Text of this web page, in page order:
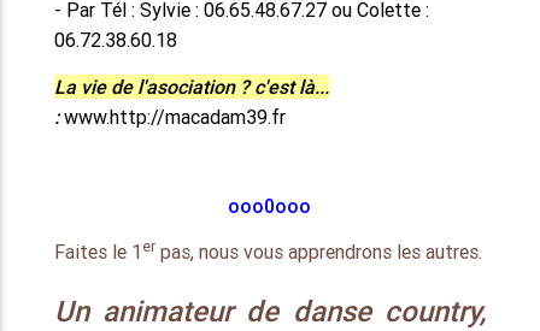
- Par Tél : Sylvie : 06.65.48.67.27 ou Colette :
06.72.38.60.18
La vie de l'asociation ? c'est là...
:www.http://macadam39.fr
ooo0ooo
Faites le 1 erpas, nous vous apprendrons les autres.
Un animateur de danse country,